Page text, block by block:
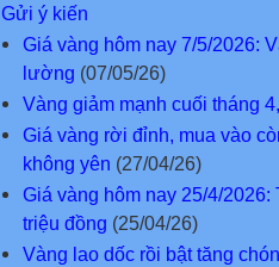
Gửi ý kiến
Giá vàng hôm nay 7/5/2026:
lường (07/05/26)
Vàng giảm mạnh cuối tháng
Giá vàng rời đỉnh, mua vào
không yên (27/04/26)
Giá vàng hôm nay 25/4/
triệu đồng (25/04/26)
Vàng lao dốc rồi bật tăng